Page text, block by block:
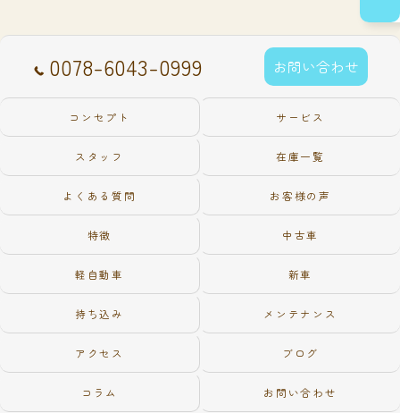
0078-6043-0999 お問い合わせ
コンセプト サービス
スタッフ 在庫一覧
よくある質問 お客様の声
特徴 中古車
軽自動車 新車
持ち込み メンテナンス
アクセス ブログ
コラム お問い合わせ